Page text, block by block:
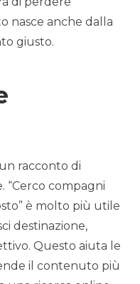
nasce anche dalla
giusto.
racconto di
“Cerco compagni
è molto più utile
destinazione,
Questo aiuta le
il contenuto più